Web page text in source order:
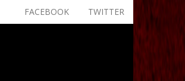
TWITTER
FACEBOOK